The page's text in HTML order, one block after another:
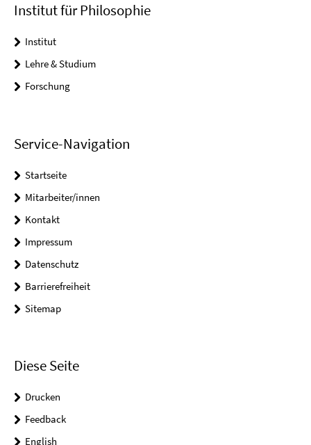
Institut für Philosophie
Institut
Lehre & Studium
Forschung
Service-Navigation
Startseite
Mitarbeiter/innen
Kontakt
Impressum
Datenschutz
Barrierefreiheit
Sitemap
Diese Seite
Drucken
Feedback
English